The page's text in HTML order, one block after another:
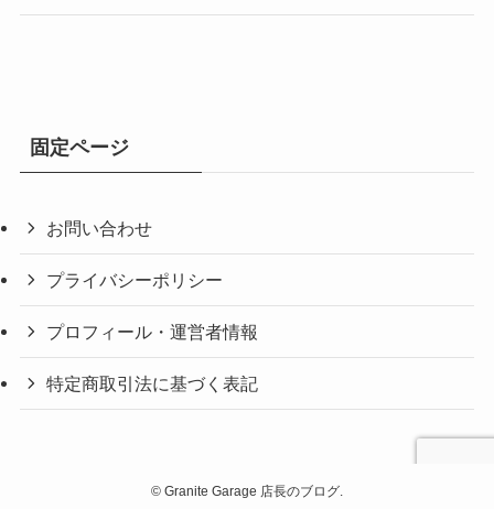
固定ページ
お問い合わせ
プライバシーポリシー
プロフィール・運営者情報
特定商取引法に基づく表記
© Granite Garage 店長のブログ.